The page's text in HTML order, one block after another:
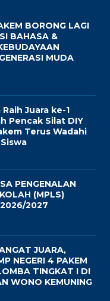
BORONG LAGI
BAHASA &
MUDA
Juara ke-1
Pencak Silat DIY
Terus Wadahi
PENGENALAN
(MPLS)
2027
JUARA,
NEGERI 4 PAKEM
TINGKAT I DI
WONO KEMUNING